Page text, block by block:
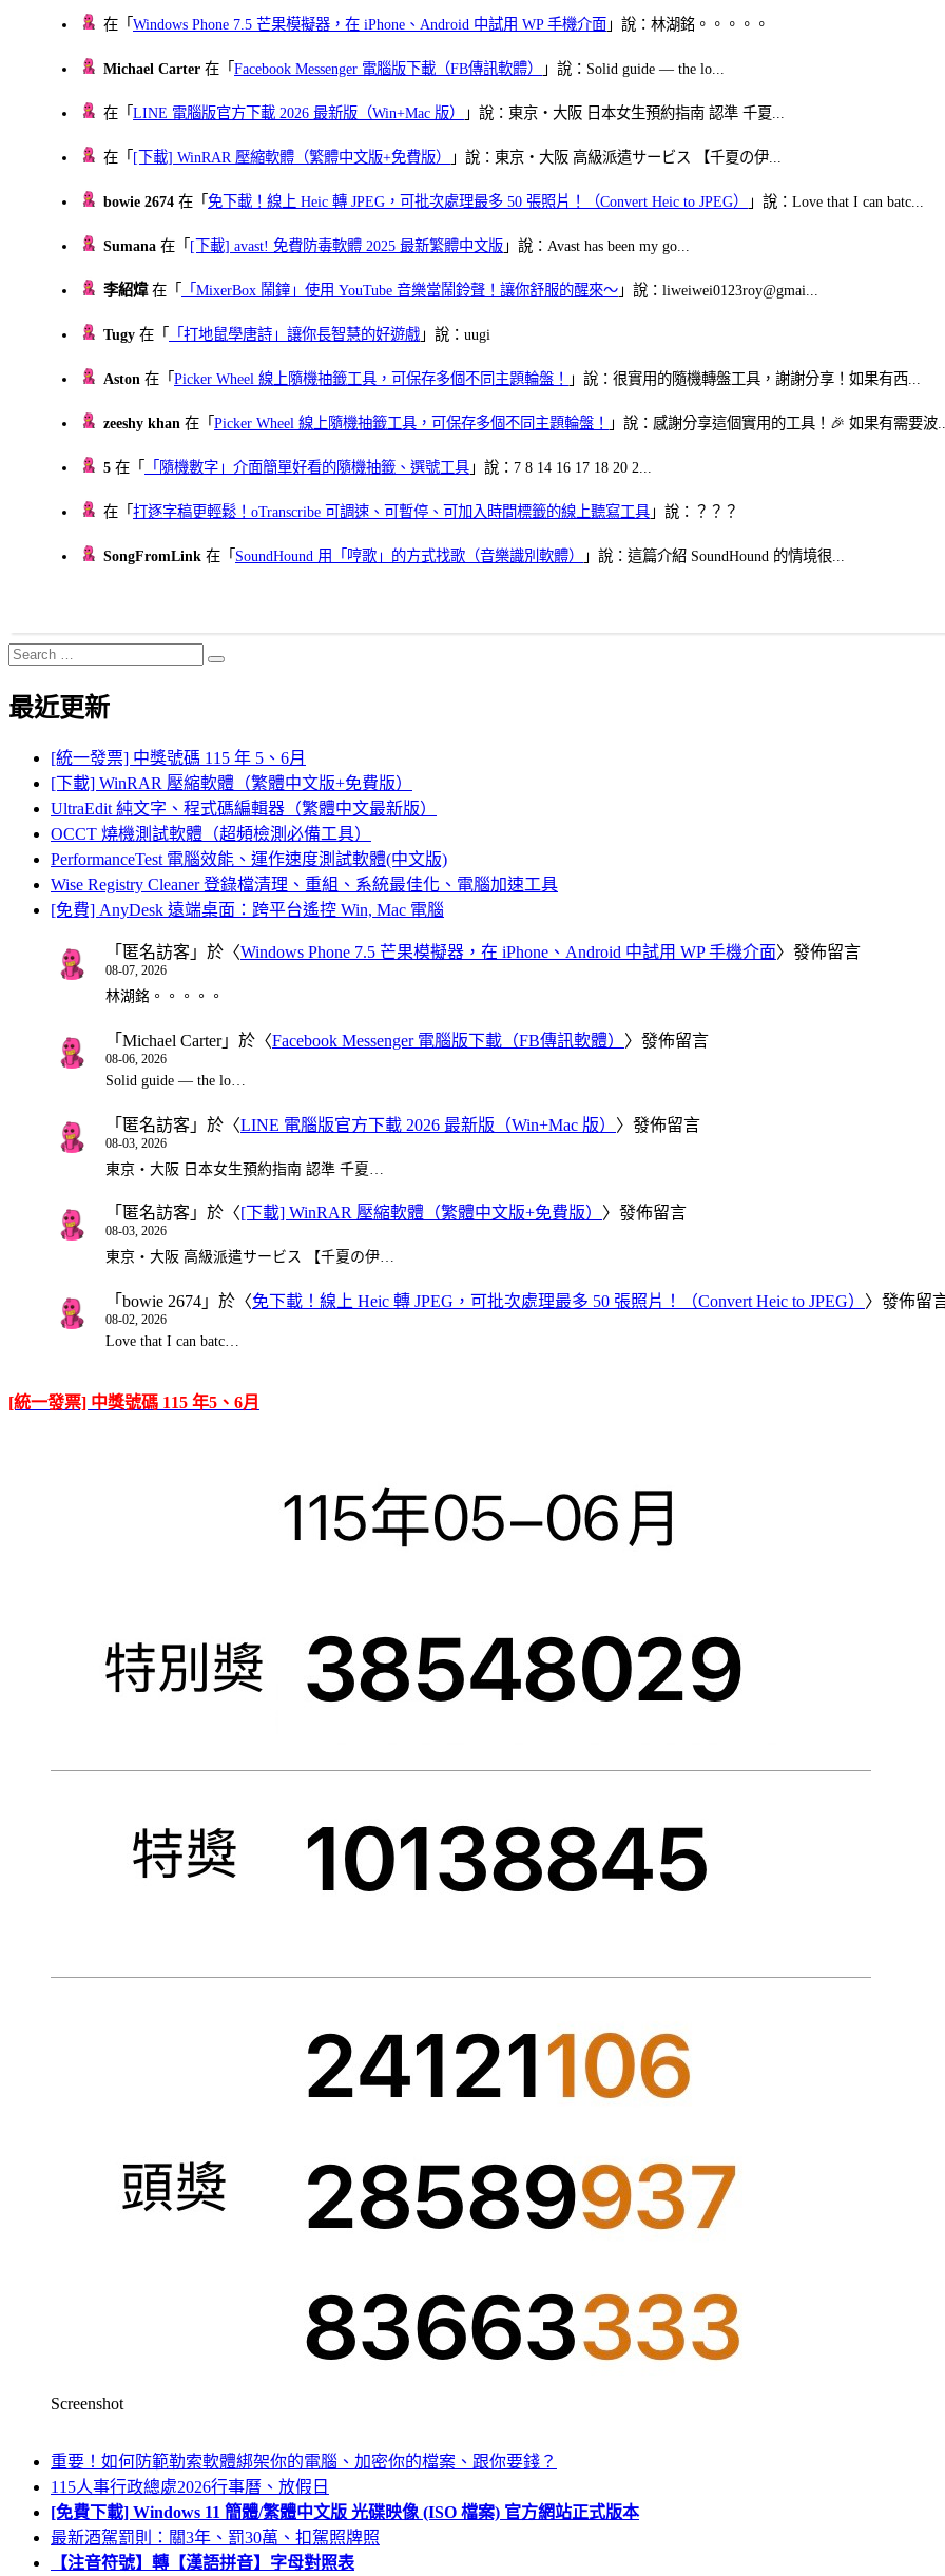
在「Windows Phone 7.5 芒果模擬器，在 iPhone、Android 中試用 WP 手機介面 」說：林湖銘。。。。。
Michael Carter 在「Facebook Messenger 電腦版下載（FB傳訊軟體） 」說：Solid guide — the lo...
在「LINE 電腦版官方下載 2026 最新版（Win+Mac 版） 」說：東京・大阪 日本女生預約指南 認準 千夏...
在「 [下載] WinRAR 壓縮軟體（繁體中文版+免費版） 」說：東京・大阪 高級派遣サービス 【千夏の伊...
bowie 2674 在「免下載！線上 Heic 轉 JPEG，可批次處理最多 50 張照片！（Convert Heic to JPEG） 」說：Love that I can batc...
Sumana 在「 [下載] avast! 免費防毒軟體 2025 最新繁體中文版 」說：Avast has been my go...
李紹煒在「 「MixerBox 鬧鐘」使用 YouTube 音樂當鬧鈴聲！讓你舒服的醒來～ 」說：liweiwei0123roy@gmai...
Tugy 在「 「打地鼠學唐詩」讓你長智慧的好遊戲 」說：uugi
Aston 在「Picker Wheel 線上隨機抽籤工具，可保存多個不同主題輪盤！ 」說：很實用的隨機轉盤工具，謝謝分享！如果有西...
zeeshy khan 在「Picker Wheel 線上隨機抽籤工具，可保存多個不同主題輪盤！ 」說：感謝分享這個實用的工具！🎉 如果有需要波
5 在「 「隨機數字」介面簡單好看的隨機抽籤、選號工具 」說：7 8 14 16 17 18 20 2...
在「打逐字稿更輕鬆！oTranscribe 可調速、可暫停、可加入時間標籤的線上聽寫工具 」說：？？？
SongFromLink 在「 SoundHound 用「哼歌」的方式找歌（音樂識別軟體） 」說：這篇介紹 SoundHound 的情境很...
Search
for:
Search
最近更新
[統一發票] 中獎號碼 115 年 5、6月
[下載] WinRAR 壓縮軟體（繁體中文版+免費版）
UltraEdit 純文字、程式碼編輯器（繁體中文最新版）
OCCT 燒機測試軟體（超頻檢測必備工具）
PerformanceTest 電腦效能、運作速度測試軟體(中文版)
Wise Registry Cleaner 登錄檔清理、重組、系統最佳化、電腦加速工具
[免費] AnyDesk 遠端桌面：跨平台遙控 Win, Mac 電腦
「 匿名訪客 」於〈Windows Phone 7.5 芒果模擬器，在 iPhone、Android 中試用 WP 手機介面〉發佈留言
08-07, 2026
林湖銘。。。。。
「 Michael Carter」於〈Facebook Messenger 電腦版下載（FB傳訊軟體） 〉發佈留言
08-06, 2026
Solid guide — the lo…
「 匿名訪客 」於〈LINE 電腦版官方下載 2026 最新版（Win+Mac 版） 〉發佈留言
08-03, 2026
東京・大阪 日本女生預約指南 認準 千夏…
「 匿名訪客 」於〈[下載] WinRAR 壓縮軟體（繁體中文版+免費版） 〉發佈留言
08-03, 2026
東京・大阪 高級派遣サービス 【千夏の伊…
「 bowie 2674 」於〈免下載！線上 Heic 轉 JPEG，可批次處理最多 50 張照片！（Convert Heic to JPEG） 〉發佈留
08-02, 2026
Love that I can batc…
[統一發票] 中獎號碼 115 年5、6月
Screenshot
重要！如何防範勒索軟體綁架你的電腦、加密你的檔案、跟你要錢？
115人事行政總處2026行事曆、放假日
[免費下載] Windows 11 簡體/繁體中文版 光碟映像 (ISO 檔案) 官方網站正式版本
最新酒駕罰則：關3年、罰30萬、扣駕照牌照
【注音符號】轉【漢語拼音】字母對照表